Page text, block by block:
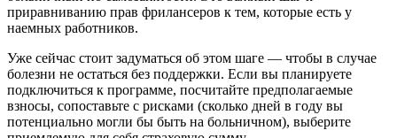
приравниванию прав фрилансеров к тем, которые есть у
наемных работников.
Уже сейчас стоит задуматься об этом шаге — чтобы в случае
болезни не остаться без поддержки. Если вы планируете
подключиться к программе, посчитайте предполагаемые
взносы, сопоставьте с рисками (сколько дней в году вы
потенциально могли бы быть на больничном), выберите